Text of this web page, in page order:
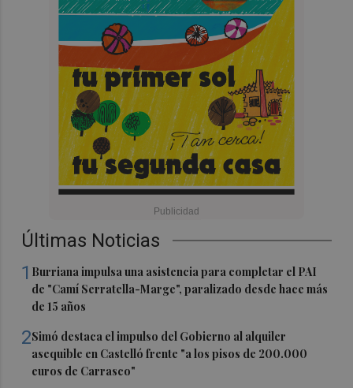
Últimas Noticias
1 Burriana impulsa una asistencia para completar el PAI
de "Camí Serratella-Marge", paralizado desde hace más
de 15 años
2Simó destaca el impulso del Gobierno al alquiler
asequible en Castelló frente "a los pisos de 200.000
euros de Carrasco"